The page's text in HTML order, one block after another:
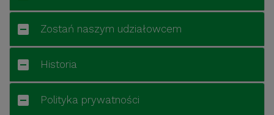
Zostań naszym udziałowcem
Historia
Polityka prywatności